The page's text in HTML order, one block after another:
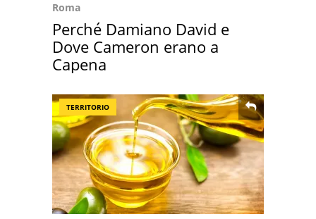
Roma
Perché Damiano David e
Dove Cameron erano a
Capena
TERRITORIO